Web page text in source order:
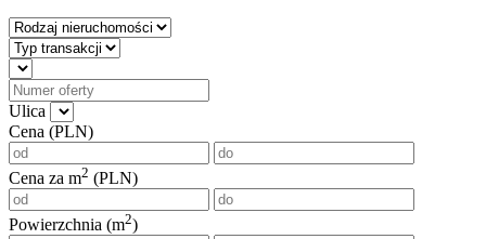
Ulica
Cena (PLN)
Cena za m2 (PLN)
Powierzchnia (m2)